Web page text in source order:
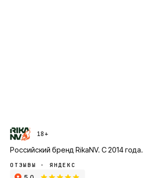
18+
Российский бренд RikaNV. С2014года.
ОТЗЫВЫ · ЯНДЕКС